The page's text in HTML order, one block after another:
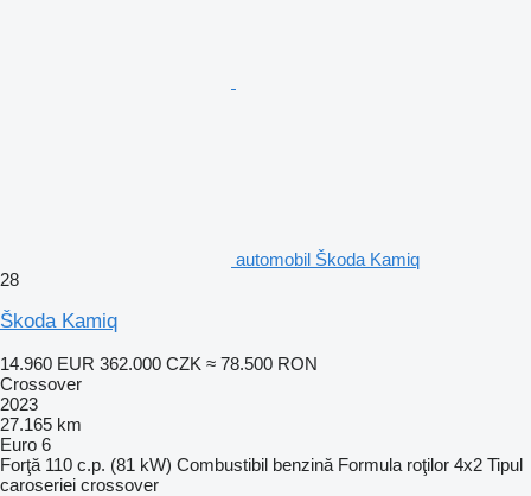
automobil Škoda Kamiq
28
Škoda Kamiq
14.960 EUR 362.000 CZK ≈ 78.500 RON
Crossover
2023
27.165 km
Euro 6
Forţă 110 c.p. (81 kW) Combustibil benzină Formula roţilor 4x2 Tipul
caroseriei crossover